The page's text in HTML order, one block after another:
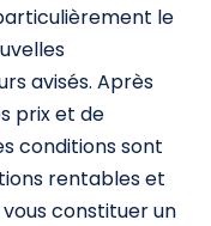
le
avisés. Après
prix et de
conditions sont
rentables et
constituer un